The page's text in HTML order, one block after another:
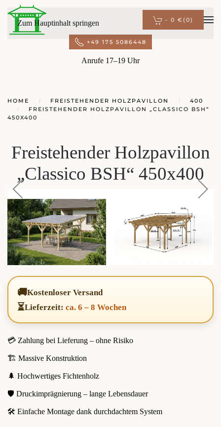
Zum Hauptinhalt springen - 0 € (0)
+49 175 5086448
Anrufe 17–19 Uhr
HOME FREISTEHENDER HOLZPAVILLON
400
FREISTEHENDER HOLZPAVILLON „CLASSICO BSH“
450X400
Freistehender Holzpavillon
„Classico BSH“ 450x400
🚚Kostenloser Versand
⏳Lieferzeit: ca. 6 – 8 Wochen
💳 Zahlung bei Lieferung – ohne Risiko
🏗️ Massive Konstruktion
🌲 Hochwertiges Fichtenholz
🛡️ Druckimprägnierung – lange Lebensdauer
🛠️ Einfache Montage dank durchdachtem System